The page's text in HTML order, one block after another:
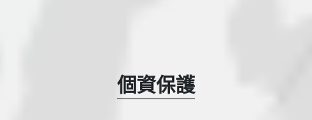
個資保護